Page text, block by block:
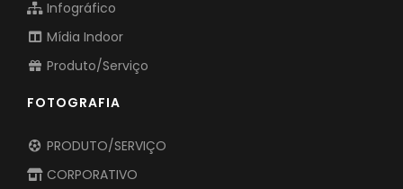
Explicativo
Infográfico
Mídia Indoor
Produto/Serviço
FOTOGRAFIA
PRODUTO/SERVIÇO